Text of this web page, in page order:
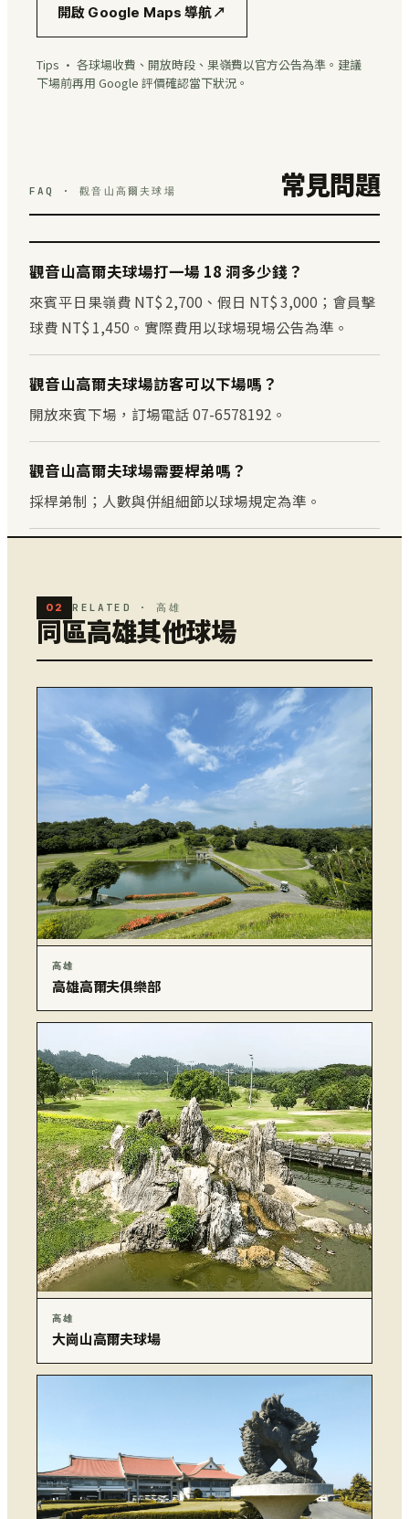
開啟 Google Maps 導航↗
Tips · 各球場收費、開放時段、果嶺費以官方公告為準。建議
下場前再用 Google 評價確認當下狀況。
FAQ · 觀音山高爾夫球場 常見問題
觀音山高爾夫球場打一場 18 洞多少錢？
來賓平日果嶺費 NT$ 2,700、假日 NT$ 3,000；會員擊
球費 NT$ 1,450。實際費用以球場現場公告為準。
觀音山高爾夫球場訪客可以下場嗎？
開放來賓下場，訂場電話 07-6578192。
觀音山高爾夫球場需要桿弟嗎？
採桿弟制；人數與併組細節以球場規定為準。
02 RELATED · 高雄
同區高雄其他球場
高雄
高雄高爾夫俱樂部
高雄
大崗山高爾夫球場